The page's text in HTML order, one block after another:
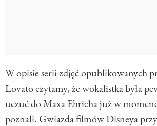
W opisie serii zdjęć opublikowanych
Lovato czytamy, że wokalistka była
uczuć do Maxa Ehricha już w
poznali. Gwiazda filmów Disneya